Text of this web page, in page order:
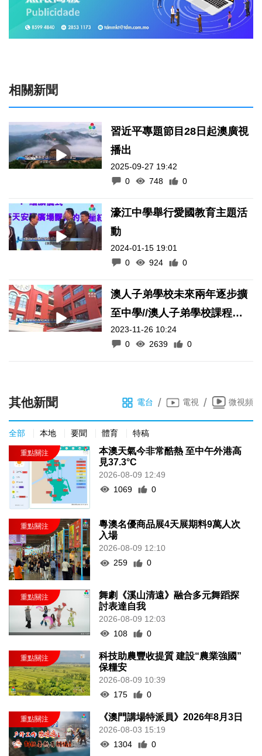
相關新聞
習近平專題節目28日起澳廣視
播出
2025-09-27 19:42
0
748 0
濠江中學舉行愛國教育主題活
動
2024-01-15 19:01
0
924 0
澳人子弟學校未來兩年逐步擴
至中學//澳人子弟學校課程趨
同澳門
2023-11-26 10:24
0
2639 0
其他新聞 電台 / 電視 / 微視頻
全部 本地 要聞 體育 特稿
本澳天氣今非常酷熱 至中午外港高
見37.3°C
2026-08-09 12:49
1069
0
粵澳名優商品展4天展期料9萬人次
入場
2026-08-09 12:10
259
0
舞劇《溪山清遠》融合多元舞蹈探
討表達自我
2026-08-09 12:03
108
0
科技助農豐收提質 建設“農業強國”
保糧安
2026-08-09 10:39
175
0
《澳門講場特派員》2026年8月3日
2026-08-03 15:19
1304
0